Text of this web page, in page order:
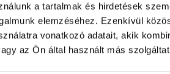
a tartalmak és hirdetések
elemzéséhez. Ezenkívül
vonatkozó adatait, akik
az Ön által használt más
Egyetlen
t?